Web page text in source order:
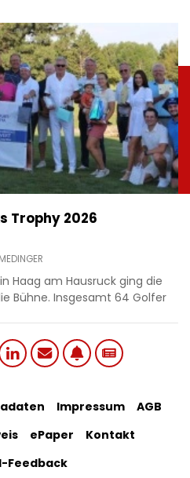
Trophy 2026
Haag am Hausruck ging die
Bühne. Insgesamt 64 Golfer
Impressum
AGB
ePaper
Kontakt
Feedback